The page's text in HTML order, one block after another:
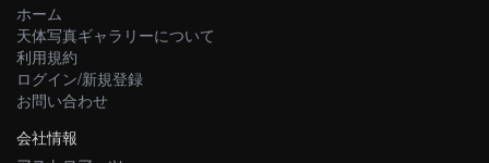
ホーム
天体写真ギャラリーについて
利用規約
ログイン/新規登録
お問い合わせ
会社情報